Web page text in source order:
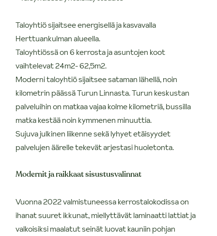
Taloyhtiö sijaitsee energisellä ja kasvavalla
Herttuankulman alueella.
Taloyhtiössä on 6 kerrosta ja asuntojen koot
vaihtelevat 24m2- 62,5m2.
Moderni taloyhtiö sijaitsee sataman lähellä, noin
kilometrin päässä Turun Linnasta. Turun keskustan
palveluihin on matkaa vajaa kolme kilometriä, bussilla
matka kestää noin kymmenen minuuttia.
Sujuva julkinen liikenne sekä lyhyet etäisyydet
palvelujen äärelle tekevät arjestasi huoletonta.
Modernit ja raikkaat sisustusvalinnat
Vuonna 2022 valmistuneessa kerrostalokodissa on
ihanat suuret ikkunat, miellyttävät laminaatti lattiat ja
valkoisiksi maalatut seinät luovat kauniin pohjan